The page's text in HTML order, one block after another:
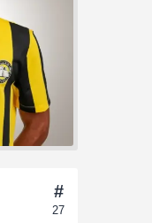
#
27